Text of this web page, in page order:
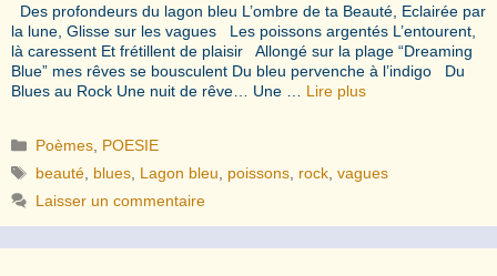
Des profondeurs du lagon bleu L’ombre de ta Beauté, Eclairée par
la lune, Glisse sur les vagues Les poissons argentés L’entourent,
là caressent Et frétillent de plaisir Allongé sur la plage “Dreaming
Blue” mes rêves se bousculent Du bleu pervenche à l’indigo Du
Blues au Rock Une nuit de rêve… Une … Lire plus
Catégories
Poèmes POESIE
Étiquettes
beauté blues Lagon bleu poissons rock ,vagues
Laisser un commentaire